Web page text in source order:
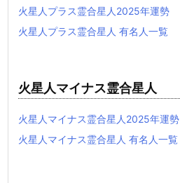
火星人プラス霊合星人2025年運勢
火星人プラス霊合星人 有名人一覧
火星人マイナス霊合星人
火星人マイナス霊合星人2025年運勢
火星人マイナス霊合星人 有名人一覧